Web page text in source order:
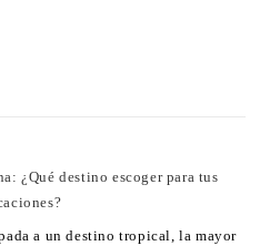
¿Qué destino escoger para tus
a un destino tropical, la mayor